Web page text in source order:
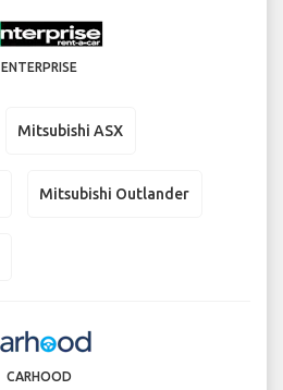
ENTERPRISE
Mitsubishi ASX
Mitsubishi Outlander
CARHOOD